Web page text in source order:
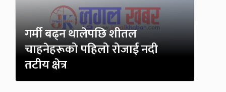
गर्मी बढ्न थालेपछि शीतल
चाहनेहरूको पहिलो रोजाई नदी
तटीय क्षेत्र